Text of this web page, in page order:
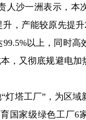
人沙一洲表示，本
，产能较原先提升
以上，同时高
，又彻底规避电加
塔工厂”，为区域
国家级绿色工厂6